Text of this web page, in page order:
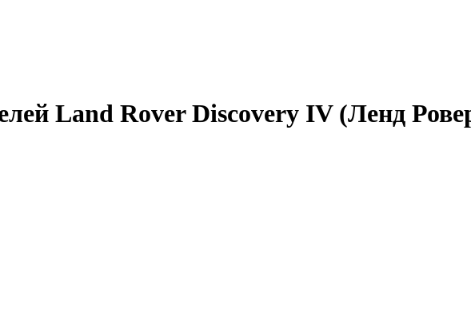
Land Rover Discovery IV (Ленд